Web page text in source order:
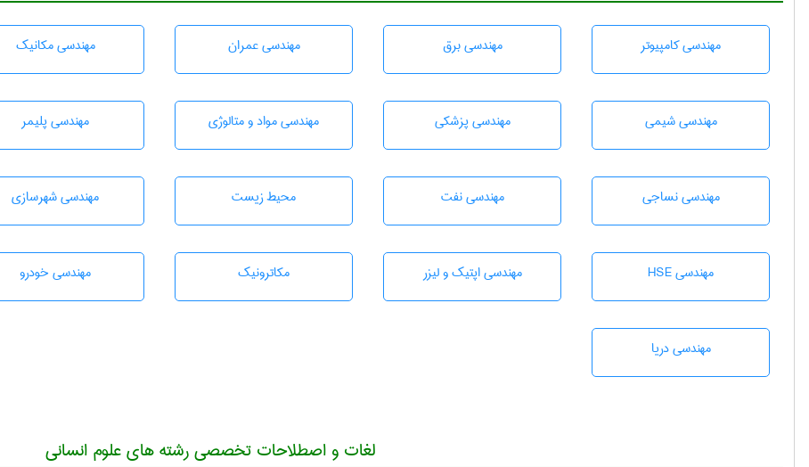
مهندسی كامپيوتر مهندسی برق مهندسی عمران مهندسی مکانیک
مهندسي شيمی مهندسی پزشکی مهندسی مواد و متالوژی مهندسی پليمر
مهندسي نساجی مهندسی نفت محيط زيست مهندسی شهرسازی
مهندسی HSE مهندسی اپتیک و لیزر مکاترونیک مهندسی خودرو
مهندسی دریا
لغات و اصطلاحات تخصصی رشته های علوم انسانی